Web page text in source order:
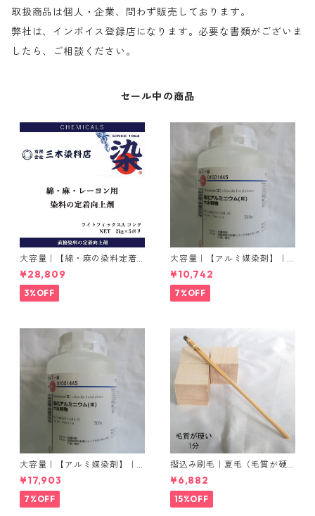
取扱商品は個人・企業、問わず販売しております。
弊社は、インボイス登録店になります。必要な書類がございま
したら、ご相談ください。
セール中の商品
大容量｜【綿・麻の染料定着
向上剤】｜2kg×5本｜ライト
フィックスAコンク
¥28,809
3%OFF
大容量｜【アルミ媒染剤】｜5
00g−3本入り｜塩化アルミニ
ウム
¥10,742
7%OFF
大容量｜【アルミ媒染剤】｜5
00g−5本入り｜塩化アルミニ
ウム
¥17,903
7%OFF
摺込み刷毛｜夏毛（毛質が硬
い）1分｜16本入り＊1セット
¥6,882
15%OFF